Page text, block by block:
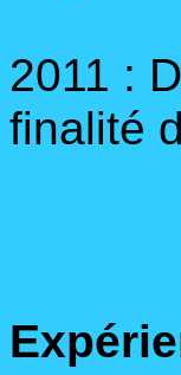
2011 :
finalité